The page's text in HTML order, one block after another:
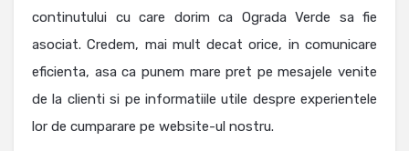
continutului cu care dorim ca Ograda Verde sa fie
asociat. Credem, mai mult decat orice, in comunicare
eficienta, asa ca punem mare pret pe mesajele venite
de la clienti si pe informatiile utile despre experientele
lor de cumparare pe website-ul nostru.